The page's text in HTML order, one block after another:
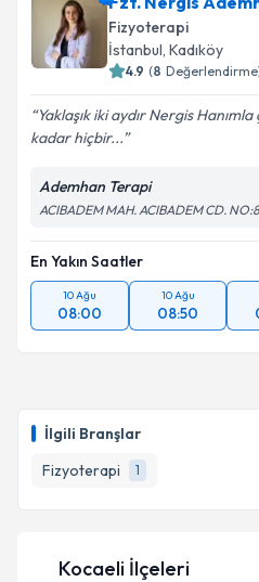
İlgili Branşlar
Fizyoterapi
1
Fizyoterapi
İstanbul, Kadıköy
4.9 (8
Yaklaşık iki aydır Nergis Hanımla
kadar hiçbir...
Ademhan Terapi
ACIBADEM MAH. ACIBADEM CD.
En Yakın Saatler
10 Ağu
08:00
10 Ağu
08:50
Kocaeli İlçeleri